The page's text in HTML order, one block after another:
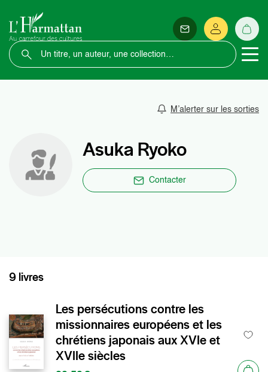
M’alerter sur les sorties
Asuka Ryoko
Contacter
9 livres
Les persécutions contre les
missionnaires européens et les
chrétiens japonais aux XVIe et
XVIIe siècles